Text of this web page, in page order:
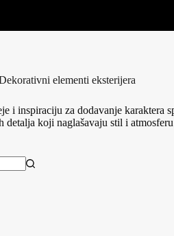
elementi eksterijera
i inspiraciju za dodavanje karaktera
detalja koji naglašavaju stil i